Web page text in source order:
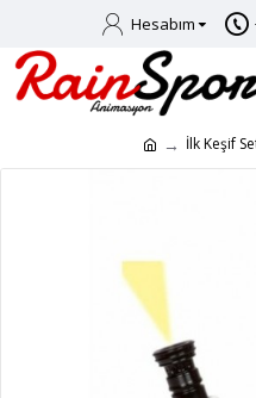
Hesabım
İlk Keşif